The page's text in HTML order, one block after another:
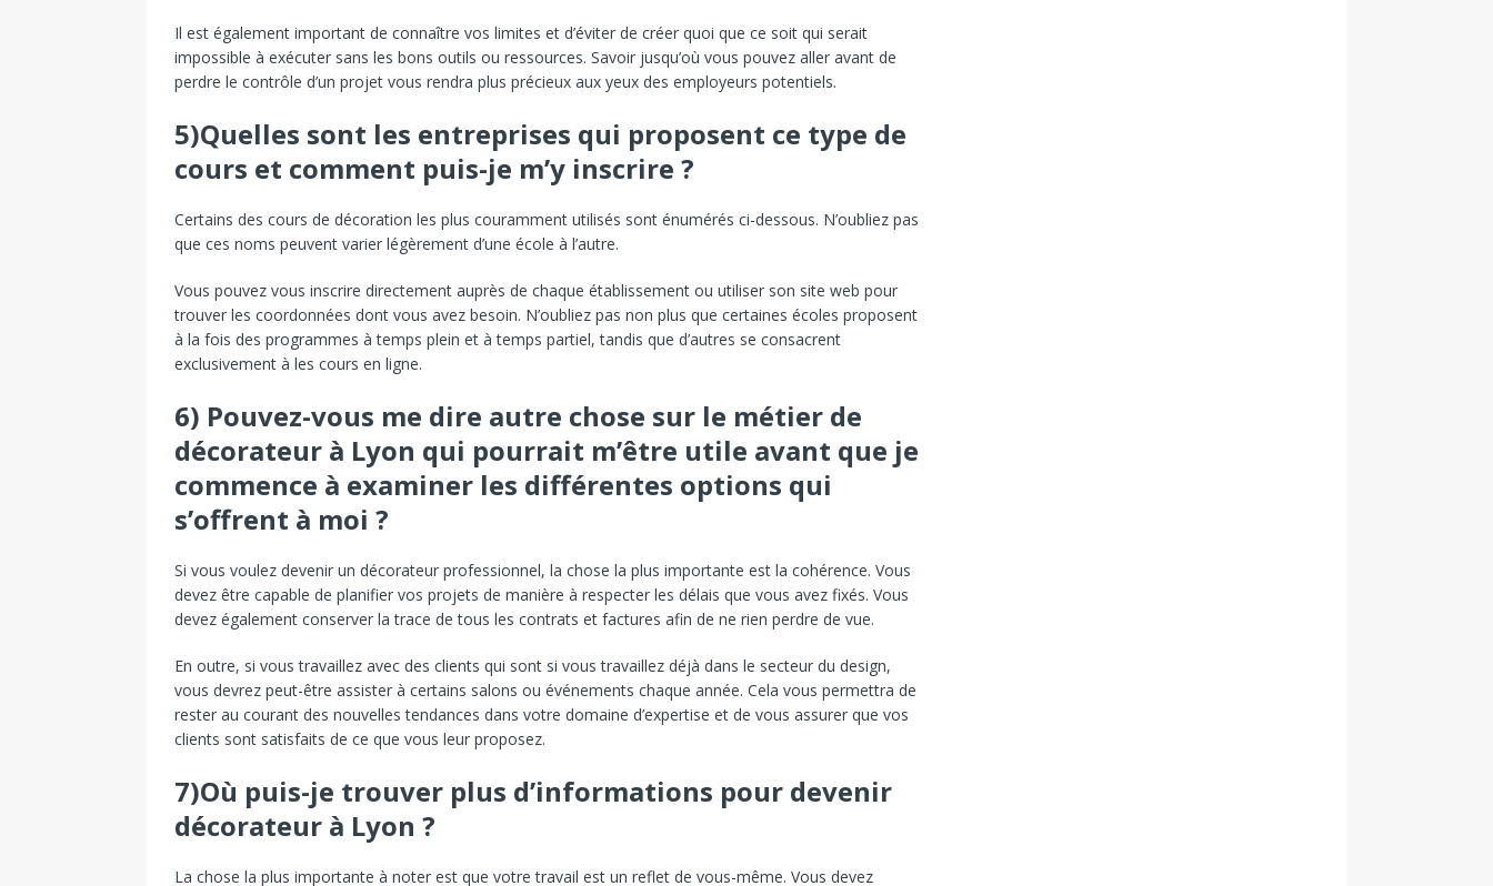
Il est également important de connaître vos limites et d’éviter de créer quoi que ce soit qui serait
impossible à exécuter sans les bons outils ou ressources. Savoir jusqu’où vous pouvez aller avant de
perdre le contrôle d’un projet vous rendra plus précieux aux yeux des employeurs potentiels.
5)Quelles sont les entreprises qui proposent ce type de
cours et comment puis-je m’y inscrire ?
Certains des cours de décoration les plus couramment utilisés sont énumérés ci-dessous. N’oubliez pas
que ces noms peuvent varier légèrement d’une école à l’autre.
Vous pouvez vous inscrire directement auprès de chaque établissement ou utiliser son site web pour
trouver les coordonnées dont vous avez besoin. N’oubliez pas non plus que certaines écoles proposent
à la fois des programmes à temps plein et à temps partiel, tandis que d’autres se consacrent
exclusivement à les cours en ligne.
6) Pouvez-vous me dire autre chose sur le métier de
décorateur à Lyon qui pourrait m’être utile avant que je
commence à examiner les différentes options qui
s’offrent à moi ?
Si vous voulez devenir un décorateur professionnel, la chose la plus importante est la cohérence. Vous
devez être capable de planifier vos projets de manière à respecter les délais que vous avez fixés. Vous
devez également conserver la trace de tous les contrats et factures afin de ne rien perdre de vue.
En outre, si vous travaillez avec des clients qui sont si vous travaillez déjà dans le secteur du design,
vous devrez peut-être assister à certains salons ou événements chaque année. Cela vous permettra de
rester au courant des nouvelles tendances dans votre domaine d’expertise et de vous assurer que vos
clients sont satisfaits de ce que vous leur proposez.
7)Où puis-je trouver plus d’informations pour devenir
décorateur à Lyon ?
La chose la plus importante à noter est que votre travail est un reflet de vous-même. Vous devez